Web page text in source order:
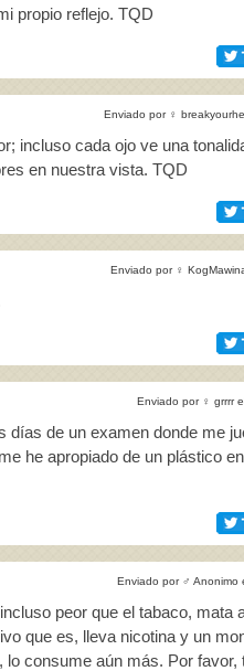
propio reflejo. TQD
Enviado por ♀
incluso cada ojo ve una
en nuestra vista. TQD
Enviado por ♀
Enviado por ♀ grrrr
de un examen donde me
he apropiado de un plástico
Enviado por ♂ Anonimo
peor que el tabaco, mata
que es, lleva nicotina y un
consume aún más. Por favor,